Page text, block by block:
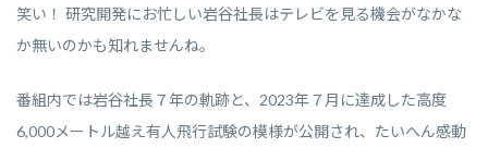
笑い！ 研究開発にお忙しい岩谷社長はテレビを見る機会がなかな
か無いのかも知れませんね。
番組内では岩谷社長７年の軌跡と、2023年７月に達成した高度
6,000メートル越え有人飛行試験の模様が公開され、たいへん感動